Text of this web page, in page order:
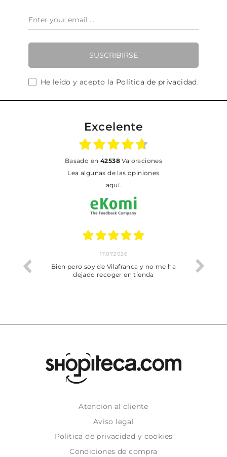
SUSCRIBIRSE
He leído y acepto la Política de privacidad.
Excelente
basado en 42538Valoraciones
Lea algunas de las opiniones
aquí.
trobat
17.07.2026
Bien pero soy de Vilafranca y no me ha
dejado recoger en tienda
Atención al cliente
Aviso legal
Politica de privacidad y cookies
Condiciones de compra